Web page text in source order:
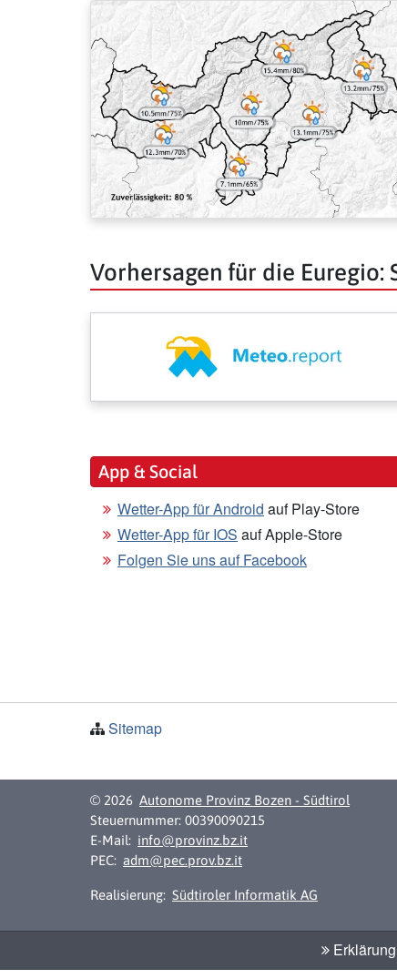
Vorhersagen für die Euregio:
App & Social
Wetter-App für Android auf Play-Store
Wetter-App für IOS auf Apple-Store
Folgen Sie uns auf Facebook
Sitemap
© 2026 Autonome Provinz Bozen - Südtirol
Steuernummer: 00390090215
E-Mail: info@provinz.bz.it
PEC: adm@pec.prov.bz.it
Realisierung: Südtiroler Informatik AG